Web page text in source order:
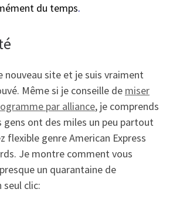
du temps.
nouveau site et je suis vraiment
Même si je conseille de miser
par alliance, je comprends
gens ont des miles un peu partout
flexible genre American Express
Je montre comment vous
un quarantaine de
clic: